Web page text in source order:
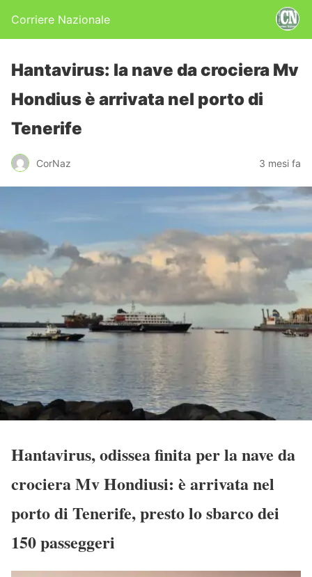
Corriere Nazionale
Hantavirus: la nave da crociera Mv
Hondius è arrivata nel porto di
Tenerife
CorNaz 3 mesi fa
Hantavirus, odissea finita per la nave da
crociera Mv Hondiusi: è arrivata nel
porto di Tenerife, presto lo sbarco dei
150 passeggeri